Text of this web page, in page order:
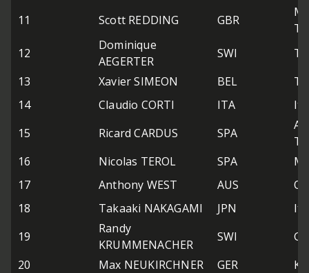
11
Scott REDDING GBR
12
Dominique
AEGERTER
SWI
13
Xavier SIMEON BEL
14
Claudio CORTI ITA
15
Ricard CARDUS SPA
16
Nicolas TEROL SPA
17
Anthony WEST AUS
18
Takaaki NAKAGAMI JPN
19
Randy
KRUMMENACHER
SWI
20
Max NEUKIRCHNER GER